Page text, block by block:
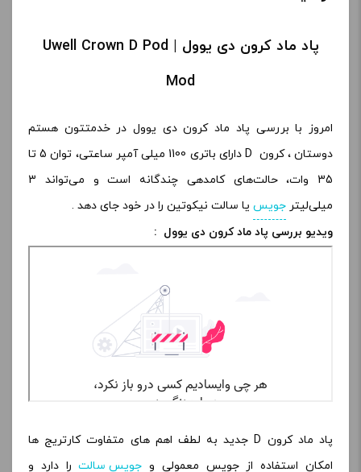
پاد ماد کرون دی یوول | Uwell Crown D Pod
Mod
امروز با بررسی پاد ماد کرون دی یوول در خدمتتون هستم
دوستان ، کرون D دارای باتری 1100 میلی آمپر ساعتی، توان 5 تا
35 وات، حالت‌های کامدهی چندگانه است و می‌تواند 3
میلی‌لیتر جویس یا سالت نیکوتین را در خود جای دهد .
ویدیو بررسی پاد ماد کرون دی یوول :
پاد ماد کرون D جدید به لطف اهم های متفاوت کارتریج ها
امکان استفاده از جویس معمولی و جویس سالترا دارد و